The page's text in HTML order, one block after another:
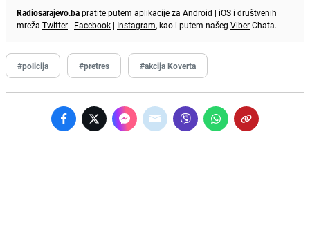
Radiosarajevo.bapratite putem aplikacije za Android | iOS i društvenih
mreža Twitter | Facebook | Instagram, kao i putem našeg ViberChata.
#policija #pretres #akcija Koverta